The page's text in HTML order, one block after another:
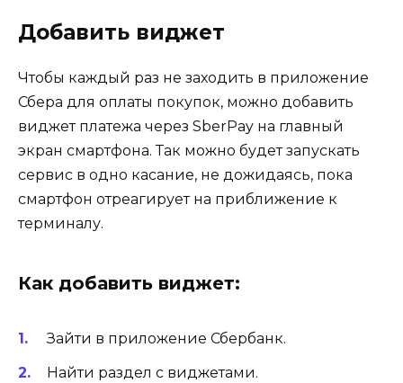
Добавить виджет
Чтобы каждый раз не заходить в приложение
Сбера для оплаты покупок, можно добавить
виджет платежа через SberPay на главный
экран смартфона. Так можно будет запускать
сервис в одно касание, не дожидаясь, пока
смартфон отреагирует на приближение к
терминалу.
Как добавить виджет:
Зайти в приложение Сбербанк.
Найти раздел с виджетами.